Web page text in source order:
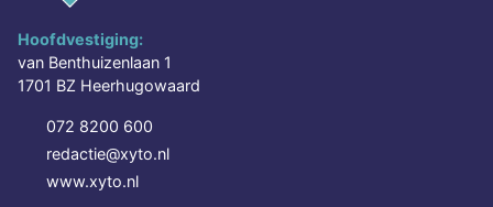
Hoofdvestiging:
van Benthuizenlaan 1
1701 BZ Heerhugowaard
072 8200 600
redactie@xyto.nl
www.xyto.nl